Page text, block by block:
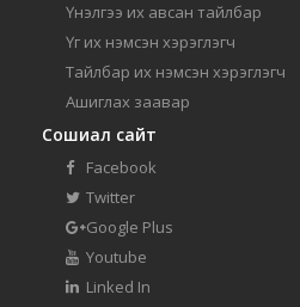
Үнэлгээ их авсан тайлбар
Үг их нэмсэн хэрэглэгч
Тайлбар их нэмсэн хэрэглэгч
Ашиглах заавар
Сошиал сайт
Facebook
Twitter
Google Plus
Youtube
Linked In